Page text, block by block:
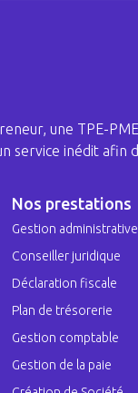
une TPE-
service inédit afin
Nos prestations
Gestion administrative
Conseiller juridique
Déclaration fiscale
Plan de trésorerie
Gestion comptable
Gestion de la paie